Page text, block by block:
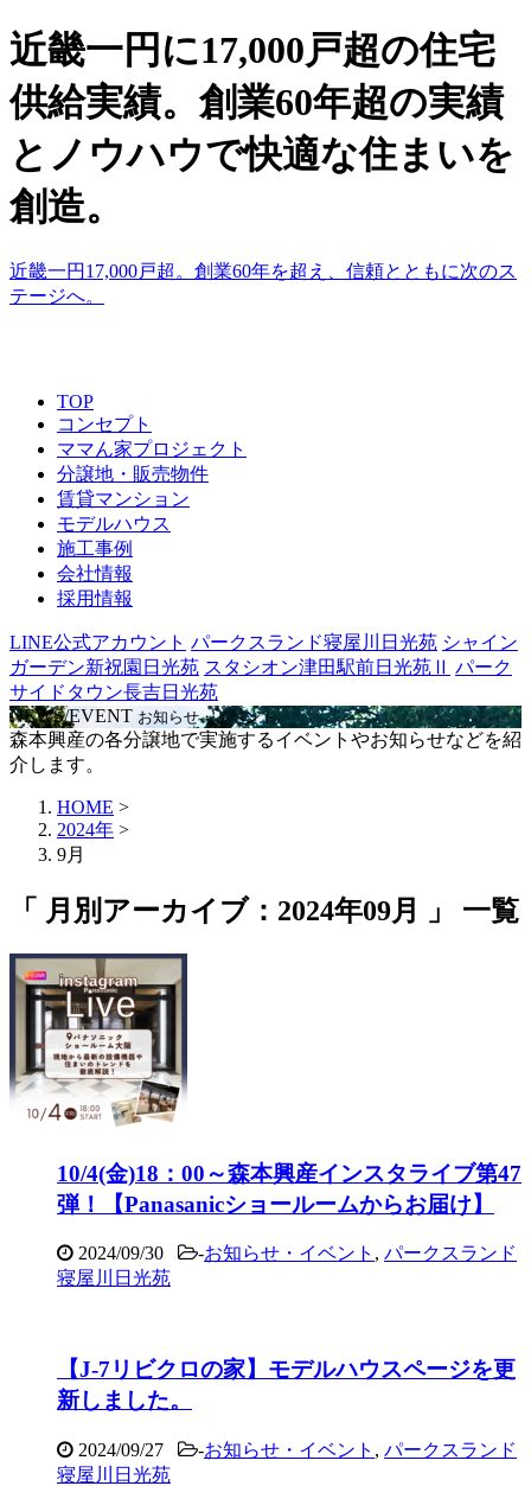
近畿一円に17,000戸超の住宅
供給実績。創業60年超の実績
とノウハウで快適な住まいを
創造。
近畿一円17,000戸超。創業60年を超え、信頼とともに次のス
テージへ。
TOP
コンセプト
ママん家プロジェクト
分譲地・販売物件
賃貸マンション
モデルハウス
施工事例
会社情報
採用情報
LINE公式アカウント パークスランド寝屋川日光苑 シャイン
ガーデン新祝園日光苑 スタシオン津田駅前日光苑Ⅱ パーク
サイドタウン長吉日光苑
NEWS/EVENT お知らせ・イベント
森本興産の各分譲地で実施するイベントやお知らせなどを紹
介します。
HOME >
2024年 >
9月
「 月別アーカイブ：2024年09月 」 一覧
10/4(金)18：00～森本興産インスタライブ第47
弾！【Panasanicショールームからお届け】
2024/09/30 -お知らせ・イベント , パークスランド
寝屋川日光苑
【J-7リビクロの家】モデルハウスページを更
新しました。
2024/09/27 -お知らせ・イベント , パークスランド
寝屋川日光苑